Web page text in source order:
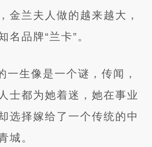
金兰夫人做的越来越大，
名品牌“兰卡”。
一生像是一个谜，传闻，
士都为她着迷，她在事业
选择嫁给了一个传统的中
城。